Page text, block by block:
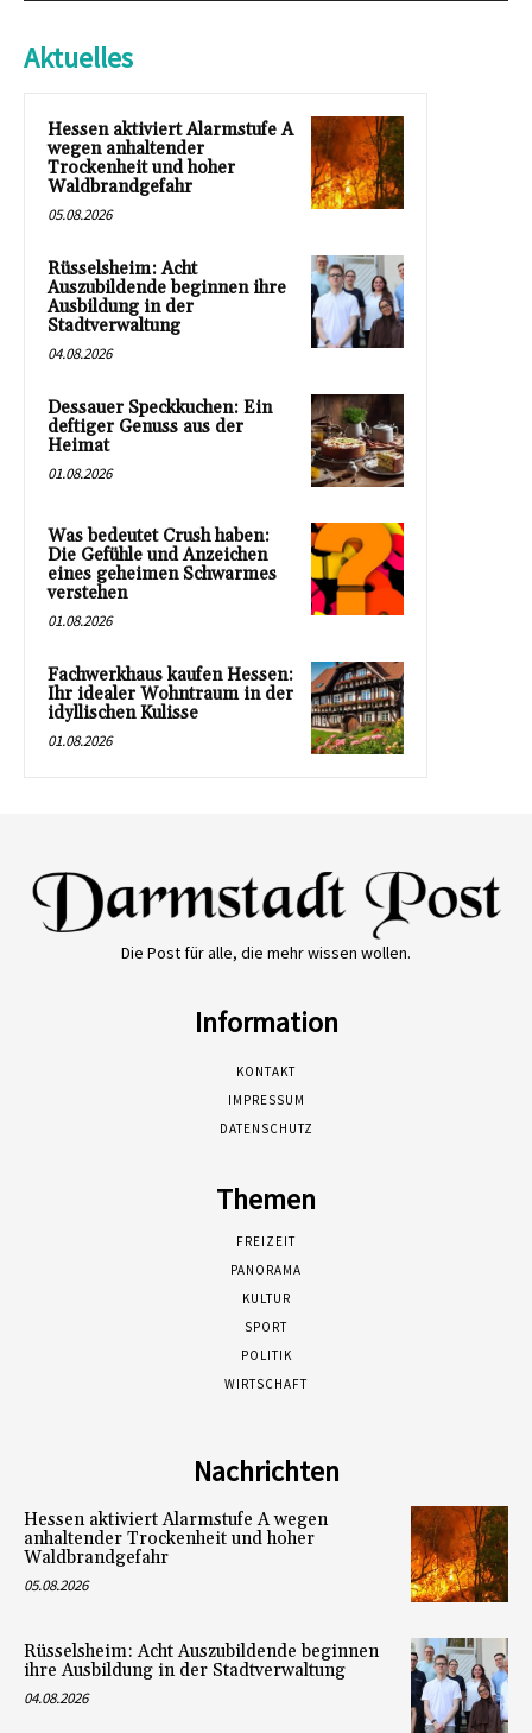
Aktuelles
Hessen aktiviert Alarmstufe A
wegen anhaltender
Trockenheit und hoher
Waldbrandgefahr
05.08.2026
Rüsselsheim: Acht
Auszubildende beginnen ihre
Ausbildung in der
Stadtverwaltung
04.08.2026
Dessauer Speckkuchen: Ein
deftiger Genuss aus der
Heimat
01.08.2026
Was bedeutet Crush haben:
Die Gefühle und Anzeichen
eines geheimen Schwarmes
verstehen
01.08.2026
Fachwerkhaus kaufen Hessen:
Ihr idealer Wohntraum in der
idyllischen Kulisse
01.08.2026
Die Post für alle, die mehr wissen wollen.
Information
KONTAKT
IMPRESSUM
DATENSCHUTZ
Themen
FREIZEIT
PANORAMA
KULTUR
SPORT
POLITIK
WIRTSCHAFT
Nachrichten
Hessen aktiviert Alarmstufe A wegen
anhaltender Trockenheit und hoher
Waldbrandgefahr
05.08.2026
Rüsselsheim: Acht Auszubildende beginnen
ihre Ausbildung in der Stadtverwaltung
04.08.2026